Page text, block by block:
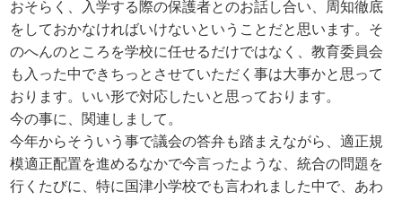
おそらく、入学する際の保護者とのお話し合い、周知徹底
をしておかなければいけないということだと思います。そ
のへんのところを学校に任せるだけではなく、教育委員会
も入った中できちっとさせていただく事は大事かと思って
おります。いい形で対応したいと思っております。
今の事に、関連しまして。
今年からそういう事で議会の答弁も踏まえながら、適正規
模適正配置を進めるなかで今言ったような、統合の問題を
行くたびに、特に国津小学校でも言われました中で、あわ